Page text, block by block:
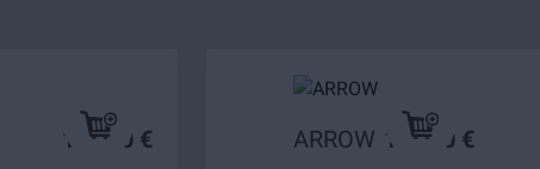
199,90 € ARROW 179,90 €